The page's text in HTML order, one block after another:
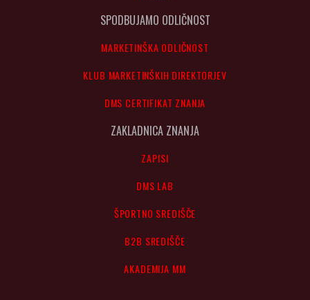
SPODBUJAMO ODLIČNOST
MARKETINŠKA ODLIČNOST
KLUB MARKETINŠKIH DIREKTORJEV
DMS CERTIFIKAT ZNANJA
ZAKLADNICA ZNANJA
ZAPISI
DMS LAB
ŠPORTNO SREDIŠČE
B2B SREDIŠČE
AKADEMIJA MM